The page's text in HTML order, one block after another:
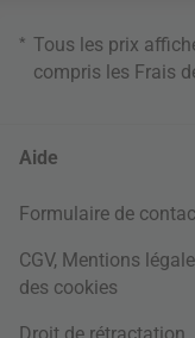
* Tous les prix
compris les Frais
Aide
Formulaire de
CGV, Mentions
des cookies